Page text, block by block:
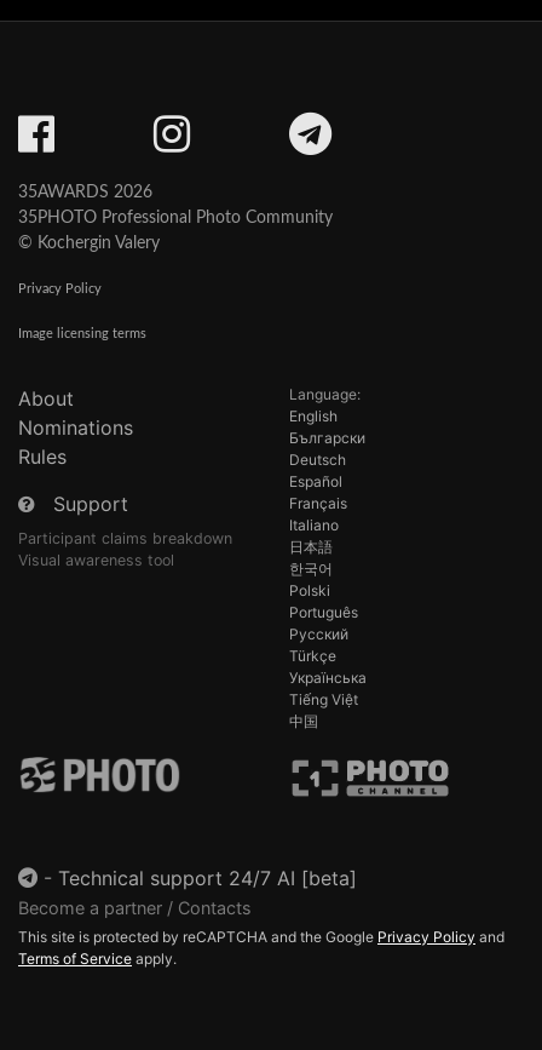
35AWARDS 2026
35PHOTO Professional Photo Community
© Kochergin Valery
Privacy Policy
Image licensing terms
About
Nominations
Rules
Support
Participant claims breakdown
Visual awareness tool
Language:
English
Български
Deutsch
Español
Français
Italiano
日本語
한국어
Polski
Português
Русский
Türkçe
Українська
Tiếng Việt
中国
- Technical support 24/7 AI [beta]
Become a partner / Contacts
This site is protected by reCAPTCHA and the Google Privacy Policy and
Terms of Service apply.